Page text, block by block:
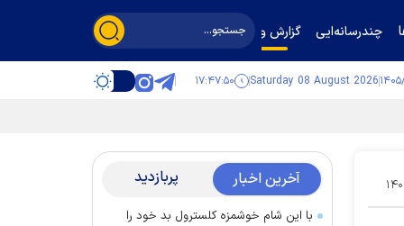
چندرسانه‌ایی گزارش و گفت‌وگو
Saturday 08 August 2026 ۱۷:۴۷:۵۰
۲۱ آخرین اخبار پربازدید
با این شام خوشمزه کلسترول بد خود را